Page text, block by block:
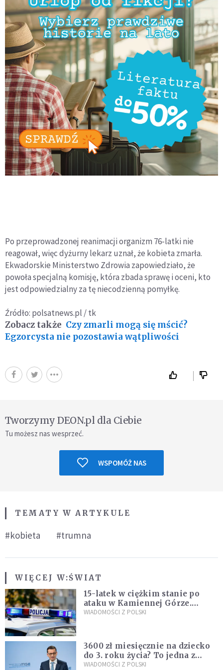
Po przeprowadzonej reanimacji organizm 76-latki nie
reagował, więc dyżurny lekarz uznał, że kobieta zmarła.
Ekwadorskie Ministerstwo Zdrowia zapowiedziało, że
powoła specjalną komisję, która zbada sprawę i oceni, kto
jest odpowiedzialny za tę niecodzienną pomyłkę.
Źródło: polsatnews.pl / tk
Zobacz także Czy zmarli mogą się mścić?
Egzorcysta nie pozostawia wątpliwości
Tworzymy DEON.pl dla Ciebie
Tu możesz nas wesprzeć.
WSPOMÓŻ NAS
TEMATY W ARTYKULE
#kobieta #trumna
WIĘCEJ W:ŚWIAT
15-latek w ciężkim stanie po
ataku w Kamiennej Górze.
Policja zatrzymała dwóch
WIADOMOŚCI Z POLSKI
3600 zł miesięcznie na dziecko
do 3. roku życia? To jedna z
propozycji programu "Rozwój
WIADOMOŚCI Z POLSKI